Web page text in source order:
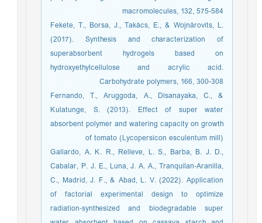
macromolecules, 132, 575-584
Fekete, T., Borsa, J., Takács, E., & Wojnárovits, L.
(2017). Synthesis and characterization of
superabsorbent hydrogels based on
hydroxyethylcellulose and acrylic acid.
Carbohydrate polymers, 166, 300-308
Fernando, T., Aruggoda, A., Disanayaka, C., &
Kulatunge, S. (2013). Effect of super water
absorbent polymer and watering capacity on growth
of tomato (Lycopersicon esculentum mill)
Gallardo, A. K. R., Relleve, L. S., Barba, B. J. D.,
Cabalar, P. J. E., Luna, J. A. A., Tranquilan‐Aranilla,
C., Madrid, J. F., & Abad, L. V. (2022). Application
of factorial experimental design to optimize
radiation‐synthesized and biodegradable super